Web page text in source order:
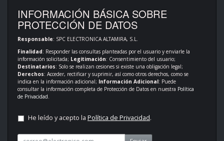
INFORMACIÓN BÁSICA SOBRE
PROTECCIÓN DE DATOS
Responsable: SPC ELECTRONICA ALTAMIRA, S.L.
Finalidad: Responder las consultas planteadas por el usuario y enviarle la
información solicitada; Legitimación: Consentimiento del usuario;
Destinatarios: Solo se realizan cesiones si existe una obligación legal;
Derechos: Acceder, rectificar y suprimir, así como otros derechos, como se
indica en la información adicional; Información Adicional: Puede
consultar la información completa de Protección de Datos en nuestra Política
de Privacidad
He leído y acepto la Política de Privacidad.